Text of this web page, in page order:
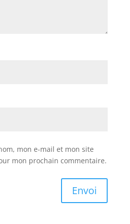
mon e-mail et mon site
mon prochain commentaire.
Envoi